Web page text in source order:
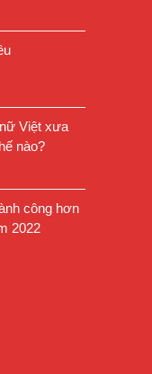
Việt xưa
nào?
công hơn
2022